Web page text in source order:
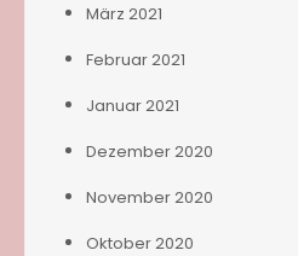
März 2021
Februar 2021
Januar 2021
Dezember 2020
November 2020
Oktober 2020